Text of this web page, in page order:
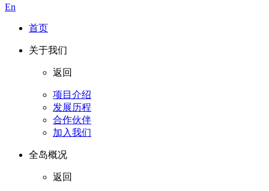
En
首页
关于我们
返回
项目介绍
发展历程
合作伙伴
加入我们
全岛概况
返回